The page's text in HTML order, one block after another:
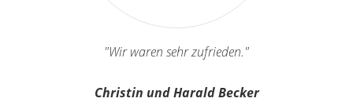
"Wir waren sehr zufrieden."
Christin und Harald Becker